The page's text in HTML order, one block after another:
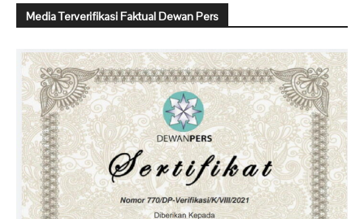
Media Terverifikasi Faktual Dewan Pers